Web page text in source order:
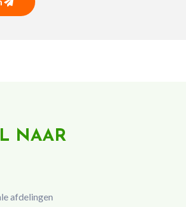
NAAR
afdelingen